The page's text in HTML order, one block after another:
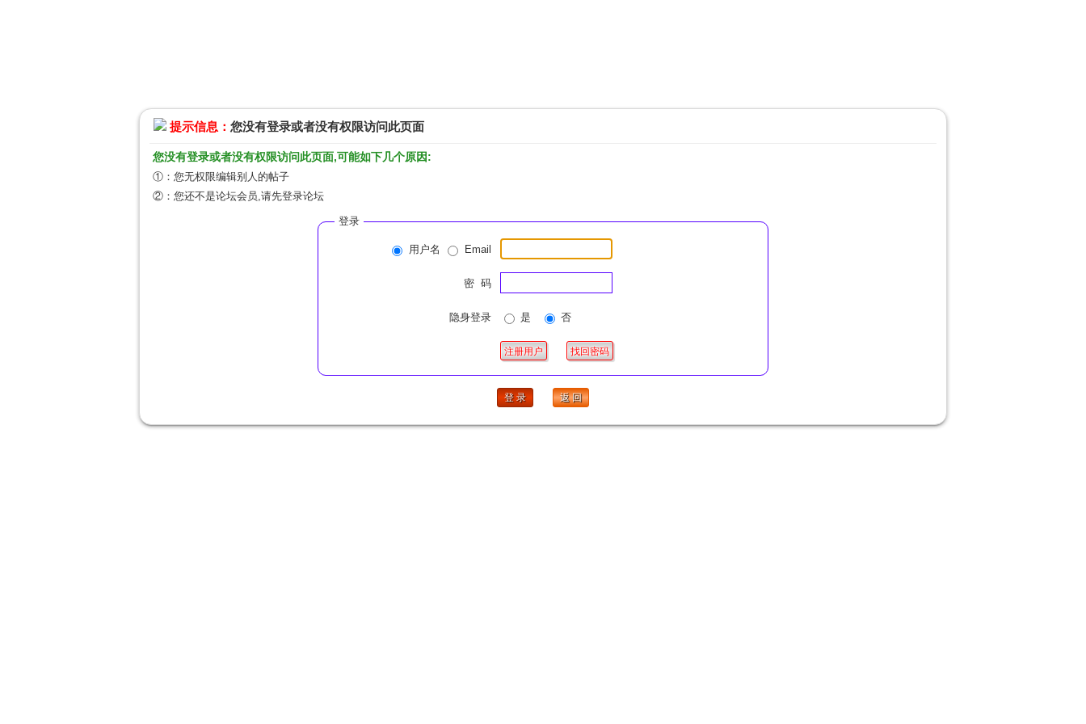
提示信息： 您没有登录或者没有权限访问此页面
您没有登录或者没有权限访问此页面,可能如下几个原因:
①：您无权限编辑别人的帖子
②：您还不是论坛会员,请先登录论坛
登录
用户名 Email
密 码
隐身登录 是 否